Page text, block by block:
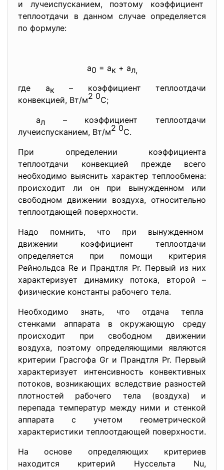
и лучеиспусканием, поэтому коэффициент
теплоотдачи в данном случае определяется
по формуле:
a0 = aк + aл,
где aк – коэффициент теплоотдачи
конвекцией, Вт/м2 0С;
aл– коэффициент теплоотдачи
лучеиспусканием, Вт/м2 0С.
При определении коэффициента
теплоотдачи конвекцией прежде всего
необходимо выяснить характер теплообмена:
происходит ли он при вынужденном или
свободном движении воздуха, относительно
теплоотдающей поверхности.
Надо помнить, что при вынужденном
движении коэффициент теплоотдачи
определяется при помощи критерия
Рейнольдса Re и Прандтля Pr. Первый из них
характеризует динамику потока, второй –
физические константы рабочего тела.
Необходимо знать, что отдача тепла
стенками аппарата в окружающую среду
происходит при свободном движении
воздуха, поэтому определяющими являются
критерии Грасгофа Gr и Прандтля Pr. Первый
характеризует интенсивность конвективных
потоков, возникающих вследствие разностей
плотностей рабочего тела (воздуха) и
перепада температур между ними и стенкой
аппарата с учетом геометрической
характеристики теплоотдающей поверхности.
На основе определяющих критериев
находится критерий Нуссельта Nu,